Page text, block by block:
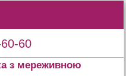
60-60
з мереживною